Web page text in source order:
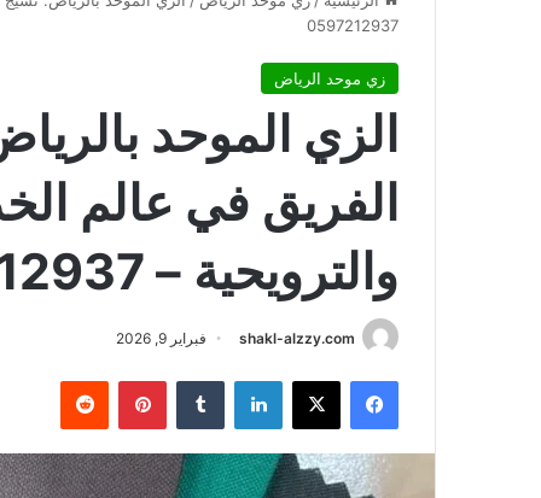
0597212937
زي موحد الرياض
الزي الموحد
الفريق في عالم
والترويحية – 0597212937
shakl-alzzy.com فبراير 9, 2026
فيسبوك X لينكدإن بينتيريست